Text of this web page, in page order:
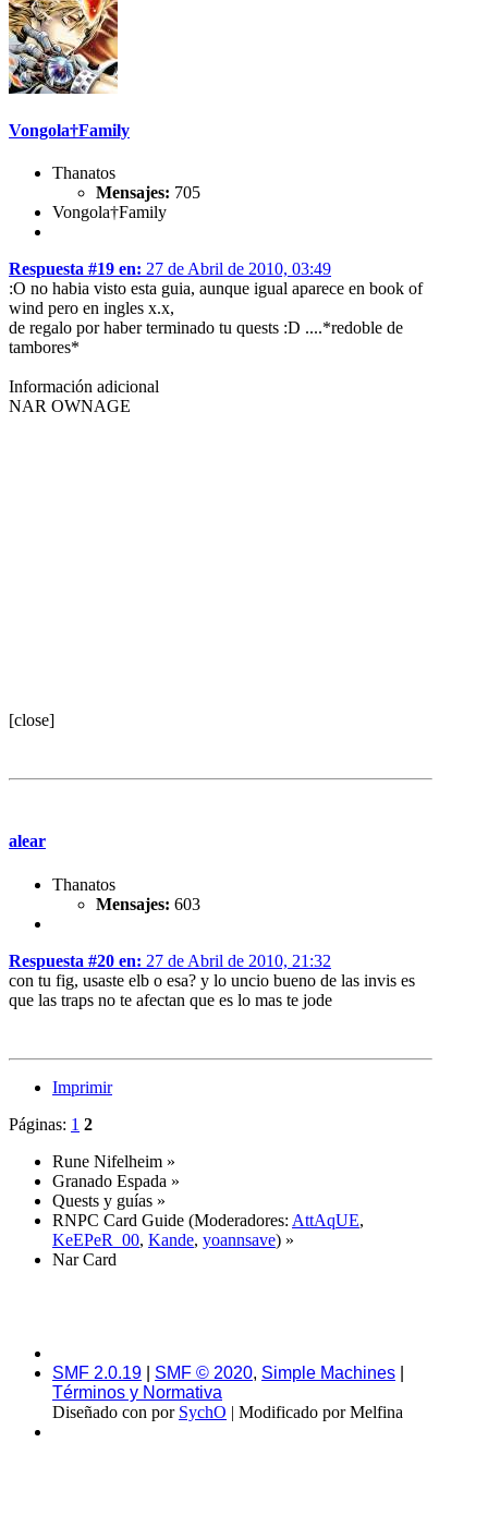
Vongola†Family
Thanatos
Mensajes: 705
Vongola†Family
Respuesta #19 en: 27 de Abril de 2010, 03:49
:O no habia visto esta guia, aunque igual aparece en book of
wind pero en ingles x.x,
de regalo por haber terminado tu quests :D ....*redoble de
tambores*
Información adicional
NAR OWNAGE
[close]
alear
Thanatos
Mensajes: 603
Respuesta #20 en: 27 de Abril de 2010, 21:32
con tu fig, usaste elb o esa? y lo uncio bueno de las invis es
que las traps no te afectan que es lo mas te jode
Imprimir
Páginas: 1 2
Rune Nifelheim »
Granado Espada »
Quests y guías »
RNPC Card Guide (Moderadores: AttAqUE,
KeEPeR_00, Kande, yoannsave) »
Nar Card
SMF 2.0.19 SMF © 2020, Simple Machines
Términos y Normativa
Diseñado con por SychO | Modificado por Melfina